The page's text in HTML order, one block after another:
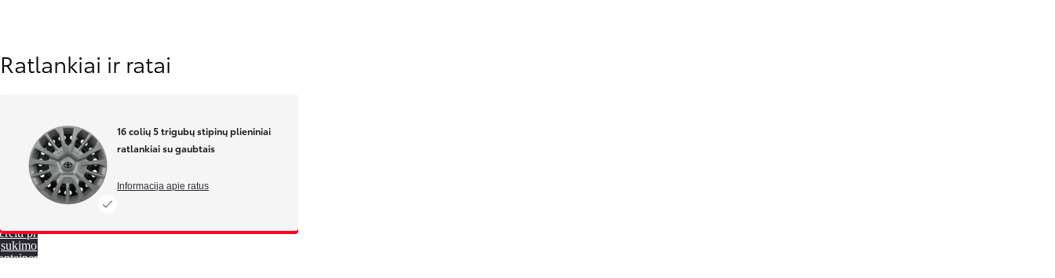
Ratlankiai ir ratai
16 colių 5 trigubų stipinų plieniniai
ratlankiai su gaubtais
Informacija apie ratus
prie
sukimo